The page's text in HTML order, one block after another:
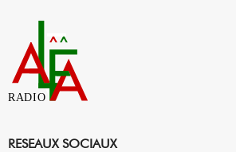
RADIO
RESEAUX SOCIAUX